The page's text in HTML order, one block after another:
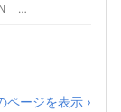
東京都国立市東1-6-2 Ｙ’ｓ ＶＩＳＩＯＮ ビル ４Ｆ
ページを表示 ›